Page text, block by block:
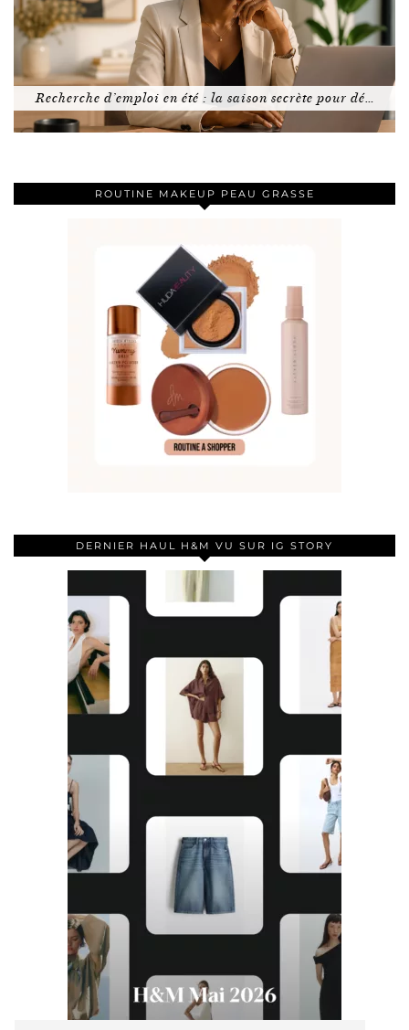
Recherche d’emploi en été : la saison secrète pour dé…
ROUTINE MAKEUP PEAU GRASSE
DERNIER HAUL H&M VU SUR IG STORY